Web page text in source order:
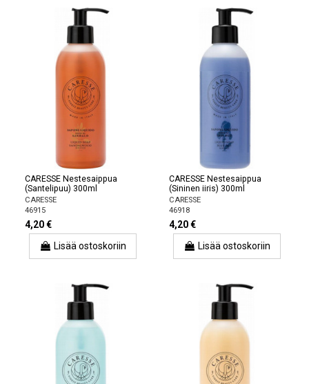
CARESSE Nestesaippua
(Santelipuu) 300ml
CARESSE
46915
4,20 €
Lisää ostoskoriin
CARESSE Nestesaippua
(Sininen iiris) 300ml
CARESSE
46918
4,20 €
Lisää ostoskoriin